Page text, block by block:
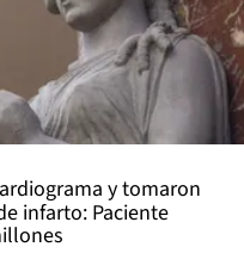
y tomaron
infarto: Paciente